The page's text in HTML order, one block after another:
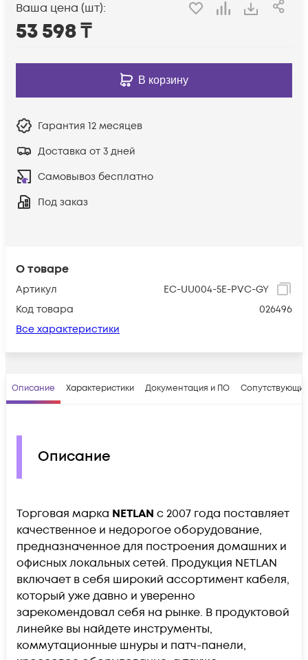
О товаре
Артикул
EC-UU004-5E-PVC-GY
Код товара
026496
Все характеристики
Ваша цена (шт):
53 598₸
В корзину
Гарантия 12 месяцев
Доставка от 3 дней
Самовывоз бесплатно
Под заказ
Описание Характеристики Документация и ПО
Описание
Торговая марка NETLAN с 2007 года поставляет
качественное и недорогое оборудование,
предназначенное для построения домашних и
офисных локальных сетей. Продукция NETLAN
включает в себя широкий ассортимент кабеля,
который уже давно и уверенно
зарекомендовал себя на рынке. В продуктовой
линейке вы найдете инструменты,
коммутационные шнуры и патч-панели,